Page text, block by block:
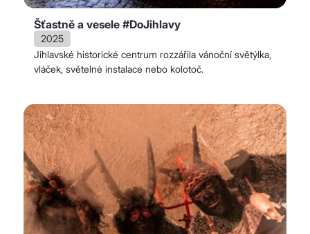
Šťastně a vesele #DoJihlavy
2025
Jihlavské historické centrum rozzářila vánoční světýlka,
vláček, světelné instalace nebo kolotoč.